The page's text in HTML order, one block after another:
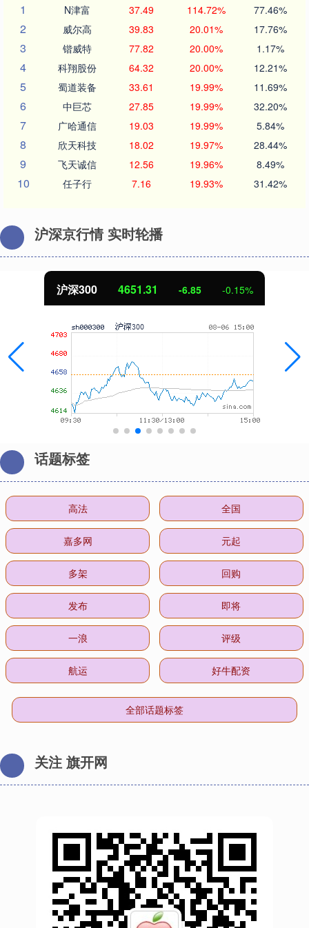
1
N津富 37.49 114.72% 77.46%
2 威尔高 39.83 20.01% 17.76%
3 锴威特 77.82 20.00% 1.17%
4 科翔股份 64.32 20.00% 12.21%
5 蜀道装备 33.61 19.99% 11.69%
6 中巨芯 27.85 19.99% 32.20%
7 广哈通信 19.03 19.99% 5.84%
8 欣天科技 18.02 19.97% 28.44%
9 飞天诚信 12.56 19.96% 8.49%
10 任子行 7.16 19.93% 31.42%
沪深京行情 实时轮播
沪深300 4651.31 -6.85 -0.15%
话题标签
高法 全国
嘉多网 元起
多架 回购
发布 即将
一浪 评级
航运 好牛配资
全部话题标签
关注 旗开网